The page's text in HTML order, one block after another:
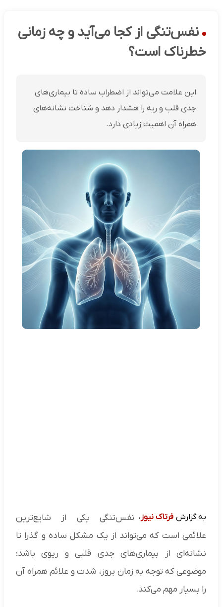
نفس‌تنگی از کجا می‌آید و چه زمانی
خطرناک است؟
این علامت می‌تواند از اضطراب ساده تا بیماری‌های
جدی قلب و ریه را هشدار دهد و شناخت نشانه‌های
همراه آن اهمیت زیادی دارد.
به گزارش فرتاک نیوز ، نفس‌تنگی یکی از شایع‌ترین
علائمی است که می‌تواند از یک مشکل ساده و گذرا تا
نشانه‌ای از بیماری‌های جدی قلبی و ریوی باشد؛
موضوعی که توجه به زمان بروز، شدت و علائم همراه آن
را بسیار مهم می‌کند.